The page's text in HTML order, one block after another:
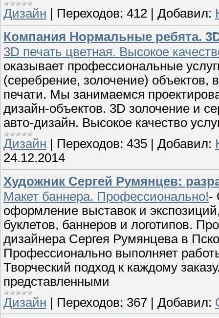
Дизайн
Переходов: 412 Добавил:
Компания Нормальные ребята.
3D печать цветная. Высокое
оказывает профессиональные
(серебрение, золочение)
печати. Мы занимаемся
дизайн-объектов. 3D золочение и
авто-дизайн. Высокое качество
Дизайн
Переходов: 435 Добавил:
24.12.2014
Художник Сергей Румянцев:
Макет баннера. Профессионально!-
оформление выставок и
буклетов, баннеров и логотипов.
дизайнера Сергея Румянцева в
Профессионально выполняет
Творческий подход к каждому
представленными
Дизайн | Переходов: 367 | Добавил: